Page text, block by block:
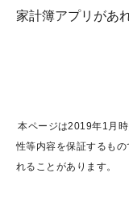
家計簿アプリがあ
本ページは2019年1月
性等内容を保証するも
れることがあります。